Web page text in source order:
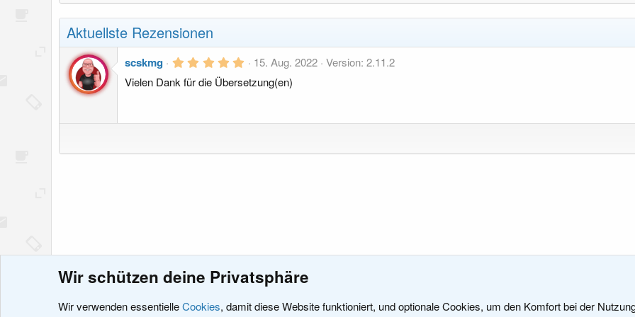
Aktuellste Rezensionen
scskmg 5
0
e
(
15. Aug. 2022 Version: 2.11.2
Vielen Dank für die Übersetzung(en)
Ressourcen XenForo 2.X Sprachpakete Erweiterungen
Wir schützen deine Privatsphäre
Wir verwenden essentielleCookies, damit diese Website funktioniert, und optionale Cookies, um den Komfort bei der